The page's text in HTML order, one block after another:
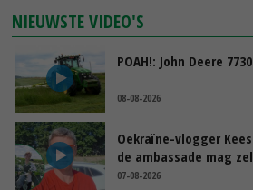
NIEUWSTE VIDEO'S
POAH!: John Deere 7730
08-08-2026
Oekraïne-vlogger
de ambassade mag
07-08-2026